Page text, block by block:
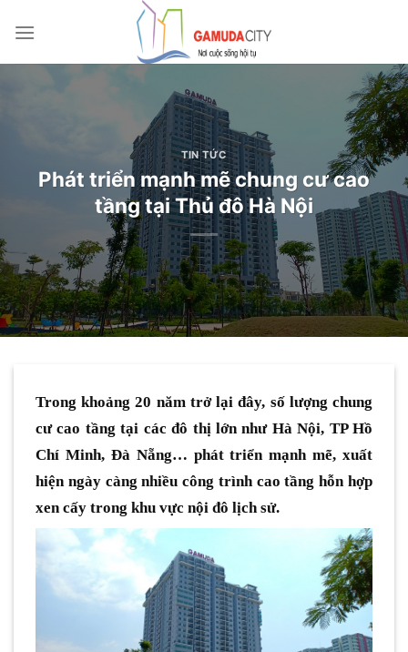
qua
TIN TỨC
Phát triển mạnh mẽ chung cư cao
tầng tại Thủ đô Hà Nội
Trong khoảng 20 năm trở lại đây, số lượng chung
cư cao tầng tại các đô thị lớn như Hà Nội, TP Hồ
Chí Minh, Đà Nẵng… phát triển mạnh mẽ, xuất
hiện ngày càng nhiều công trình cao tầng hỗn hợp
xen cấy trong khu vực nội đô lịch sử.